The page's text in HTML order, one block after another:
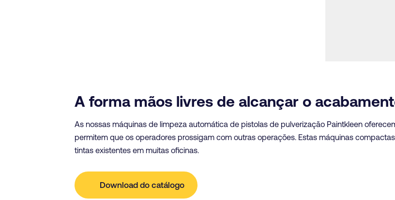
A forma mãos livres de alcançar o
As nossas máquinas de limpeza automática de pistolas de pulverização Paintkleen
permitem que os operadores prossigam com outras operações. Estas máquinas
tintas existentes em muitas oficinas.
Download do catálogo